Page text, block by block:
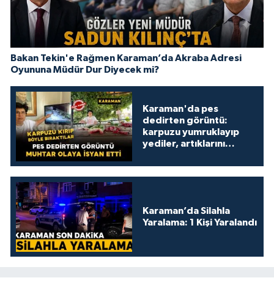
Bakan Tekin'e Rağmen Karaman’da Akraba Adresi
Oyununa Müdür Dur Diyecek mi?
Karaman'da pes
dedirten görüntü:
karpuzu yumruklayıp
yediler, artıklarını
Karaman’da Silahla
Yaralama: 1 Kişi Yaralandı